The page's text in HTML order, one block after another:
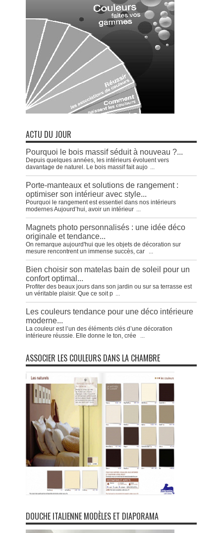
ACTU DU JOUR
Pourquoi le bois massif séduit à nouveau ?...
Depuis quelques années, les intérieurs évoluent vers
davantage de naturel. Le bois massif fait aujo ...
Porte-manteaux et solutions de rangement :
optimiser son intérieur avec style...
Pourquoi le rangement est essentiel dans nos intérieurs
modernes Aujourd’hui, avoir un intérieur ...
Magnets photo personnalisés : une idée déco
originale et tendance...
On remarque aujourd'hui que les objets de décoration sur
mesure rencontrent un immense succès, car
...
Bien choisir son matelas bain de soleil pour un
confort optimal...
Profiter des beaux jours dans son jardin ou sur sa terrasse est
un véritable plaisir. Que ce soit p ...
Les couleurs tendance pour une déco intérieure
moderne...
La couleur est l’un des éléments clés d’une décoration
intérieure réussie. Elle donne le ton, crée
...
ASSOCIER LES COULEURS DANS LA CHAMBRE
DOUCHE ITALIENNE MODÈLES ET DIAPORAMA